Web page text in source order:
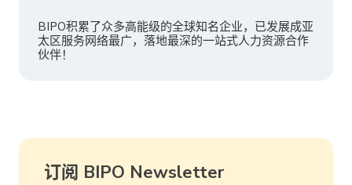
BIPO积累了众多高能级的全球知名企业，已发展成亚
太区服务网络最广，落地最深的一站式人力资源合作
伙伴！
订阅 BIPO Newsletter